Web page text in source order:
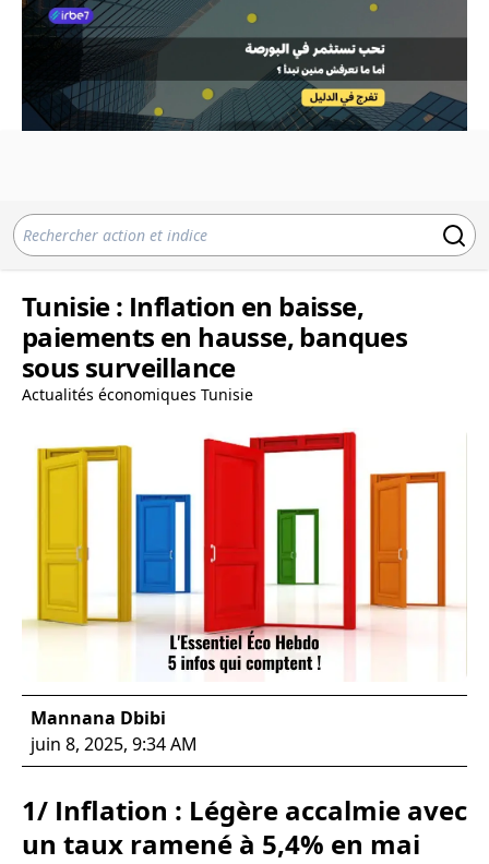
Tunisie : Inflation en baisse,
paiements en hausse, banques
sous surveillance
Actualités économiques Tunisie
Mannana Dbibi
juin 8, 2025, 9:34 AM
1/ Inflation : Légère accalmie avec
un taux ramené à 5,4% en mai